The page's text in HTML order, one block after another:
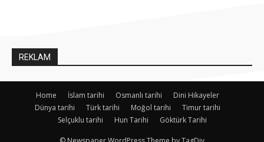
REKLAM
Home İslam tarihi Osmanlı tarihi
Dini Hikayeler
Dünya tarihi
Türk tarihi Moğol tarihi
Timur tarihi
Selçuklu tarihi
Hun Tarihi Göktürk Tarihi